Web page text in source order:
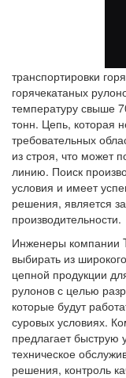
транспортировки
горячекатаных
температуру свыше
тонн. Цепь, которая
требовательных
из строя, что может
линию. Поиск
условия и имеет
решения, является
производительности.
Инженеры компании
выбирать из
цепной продукции
рулонов с целью
которые будут
суровых условиях.
предлагает быструю
техническое
решения, контроль